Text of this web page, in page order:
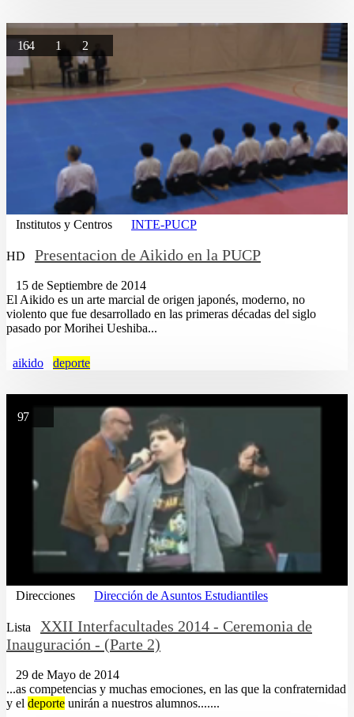
164 1 2
Institutos y Centros INTE-PUCP
HD Presentacion de Aikido en la PUCP
15 de Septiembre de 2014
El Aikido es un arte marcial de origen japonés, moderno, no
violento que fue desarrollado en las primeras décadas del siglo
pasado por Morihei Ueshiba...
aikido deporte
97
Direcciones Dirección de Asuntos Estudiantiles
Lista
XXII Interfacultades 2014 - Ceremonia de
Inauguración - (Parte 2)
29 de Mayo de 2014
...as competencias y muchas emociones, en las que la confraternidad
y el deporte unirán a nuestros alumnos.......